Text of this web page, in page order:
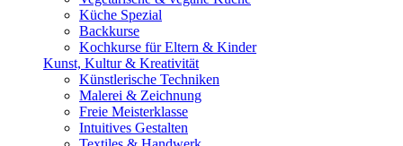
Küche Spezial
Backkurse
Kochkurse für Eltern & Kinder
Kunst, Kultur & Kreativität
Künstlerische Techniken
Malerei & Zeichnung
Freie Meisterklasse
Intuitives Gestalten